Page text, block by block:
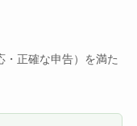
・正確な申告）を満た